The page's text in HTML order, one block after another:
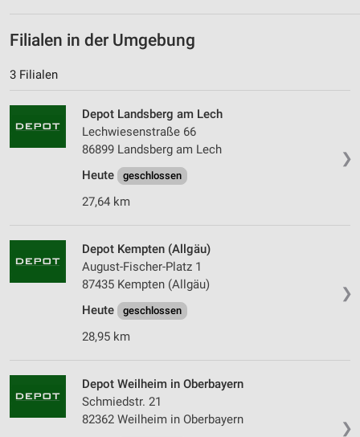
Filialen in der Umgebung
3 Filialen
❯
Depot Landsberg am Lech
Lechwiesenstraße 66
86899 Landsberg am Lech
Heute
geschlossen
27,64 km
❯
Depot Kempten (Allgäu)
August-Fischer-Platz 1
87435 Kempten (Allgäu)
Heute
geschlossen
28,95 km
❯
Depot Weilheim in Oberbayern
Schmiedstr. 21
82362 Weilheim in Oberbayern